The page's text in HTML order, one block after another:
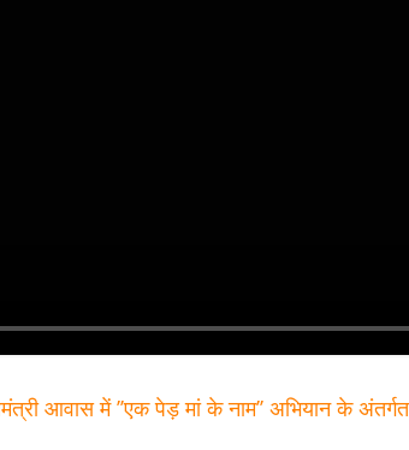
आवास में ’’एक पेड़ मां के नाम’’ अभियान के अंतर्गत